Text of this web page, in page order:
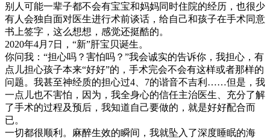
别人可能一辈子都不会有宝宝和妈妈同时住院的经历，也很少
有人会独自面对医生进行术前谈话，给自己和孩子在手术同意
书上签字，这么想想，感觉还挺酷的。
2020年4月7日，“新”肝宝贝诞生。
你问我：“担心吗？害怕吗？”我会诚实的告诉你，我担心，有
点儿担心孩子本来“好好”的，手术完会不会有这样或者那样的
问题。我甚至神经质的担心过4、7的谐音不吉利……但是，我
一点儿也不害怕，因为，我全身心的信任主治医生、充分了解
了手术的过程及预后，我知道自己要做的，就是好好配合而
已。
一切都很顺利。麻醉生效的瞬间，我就坠入了深度睡眠的海